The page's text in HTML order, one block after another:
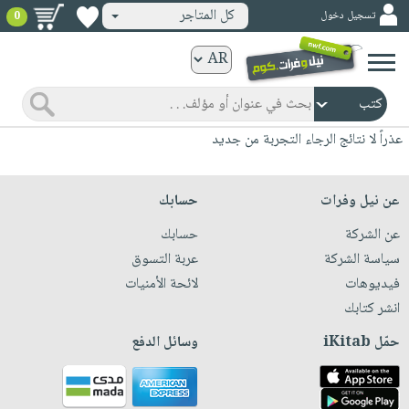
ورقية
المواضيع
صدر
مبيعاً
جوائز
شحن
مخفض
عروض
خاصة
صفحات
مشوقة
كتب
الصفحة
الرئيسية
صدر
حديثاً
الأكثر
مبيعاً
مجانية
كتب
صوتية
الصفحة
الرئيسية
masmu3
بلا
حدود
أطفال
وناشئة
الصفحةوسائل
تسجيل دخول كل المتاجر 0
عذراً لا نتائج الرجاء التجربة من جديد
عن نيل وفرات
عن الشركة
سياسة الشركة
فيديوهات
انشر كتابك
حسابك
حسابك
عربة التسوق
لائحة الأمنيات
حمّل iKitab وسائل الدفع